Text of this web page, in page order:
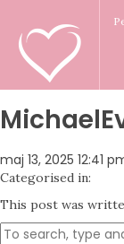
maj 13, 2025 12:41
Categorised in:
This post was